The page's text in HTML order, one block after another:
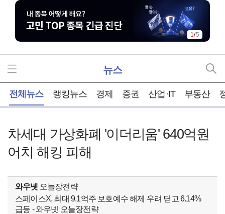
1/5
뉴스
전체뉴스 랭킹뉴스 경제 증권 산업·IT 부동산
차세대 가상화폐 '이더리움' 640억원
어치 해킹 피해
와우넷 오늘장전략
스페이스X, 최대 9.1억주 보호예수 해제 우려 딛고 6.14%
급등 - 와우넷 오늘장전략